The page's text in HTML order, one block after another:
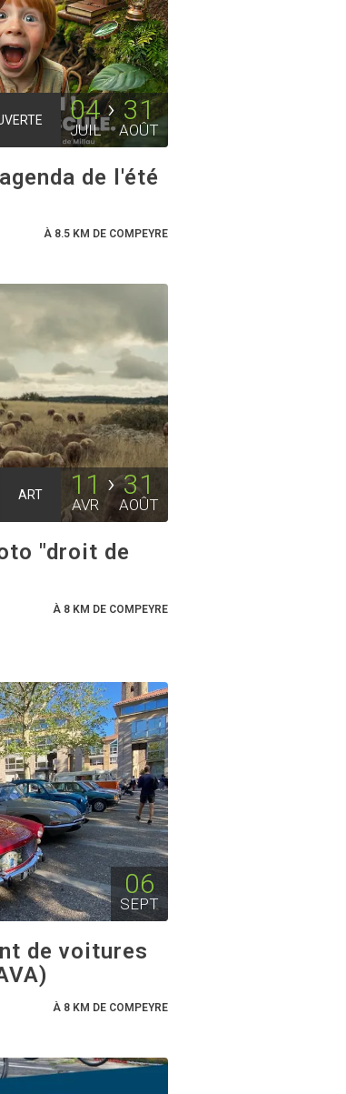
04
JUIL
31
AOÛT
de l'été
À 8.5 KM DE COMPEYRE
ART 11
AVR
31
AOÛT
"droit de
À 8 KM DE COMPEYRE
06
SEPT
de voitures
À 8 KM DE COMPEYRE